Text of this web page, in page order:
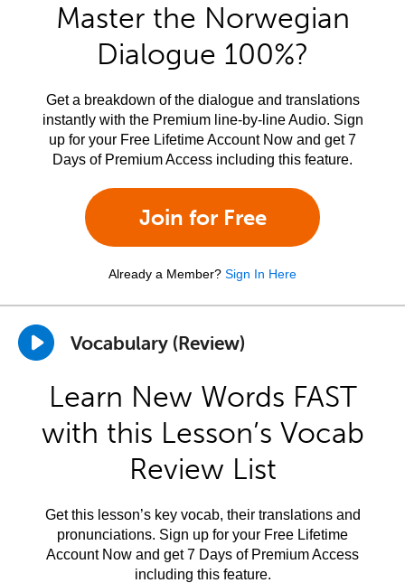
Master the Norwegian
Dialogue 100%?
Get a breakdown of the dialogue and translations
instantly with the Premium line-by-line Audio. Sign
up for your Free Lifetime Account Now and get 7
Days of Premium Access including this feature.
Join for Free
Already a Member? Sign In Here
Vocabulary (Review)
Learn New Words FAST
with this Lesson’s Vocab
Review List
Get this lesson’s key vocab, their translations and
pronunciations. Sign up for your Free Lifetime
Account Now and get 7 Days of Premium Access
including this feature.